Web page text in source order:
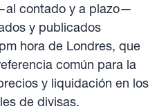
contado y a plazo—
y publicados
hora de Londres, que
común para la
y liquidación en los
de divisas.